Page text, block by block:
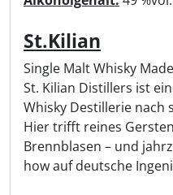
St.Kilian
Single Malt Whisky
St. Kilian Distillers ist
Whisky Destillerie nach
Hier trifft reines
Brennblasen – und
how auf deutsche